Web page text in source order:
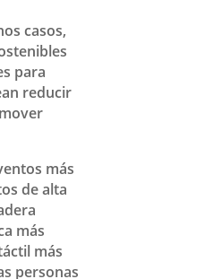
casos,
para
reducir
más
de alta
más
más
personas